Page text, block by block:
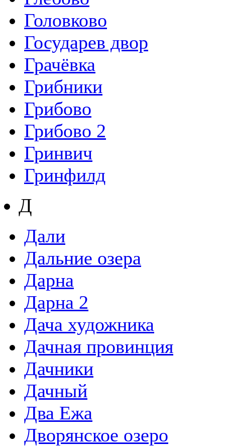
Головково
Государев двор
Грачёвка
Грибники
Грибово
Грибово 2
Гринвич
Гринфилд
Д
Дали
Дальние озера
Дарна
Дарна 2
Дача художника
Дачная провинция
Дачники
Дачный
Два Ежа
Дворянское озеро